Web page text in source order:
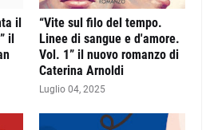
il
il
“Vite sul filo del tempo.
Linee di sangue e d'amore.
Vol. 1” il nuovo romanzo di
Caterina Arnoldi
Luglio 04, 2025